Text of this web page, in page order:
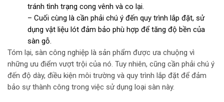
tránh tình trạng cong vênh và co lại.
– Cuối cùng là cần phải chú ý đến quy trình lắp đặt, sử
dụng vật liệu lót đảm bảo phù hợp để tăng độ bền của
sàn gỗ.
Tóm lại, sàn công nghiệp là sản phẩm được ưa chuộng vì
những ưu điểm vượt trội của nó. Tuy nhiên, cũng cần phải chú ý
đến độ dày, điều kiện môi trường và quy trình lắp đặt để đảm
bảo sự thành công trong việc sử dụng loại sàn này.